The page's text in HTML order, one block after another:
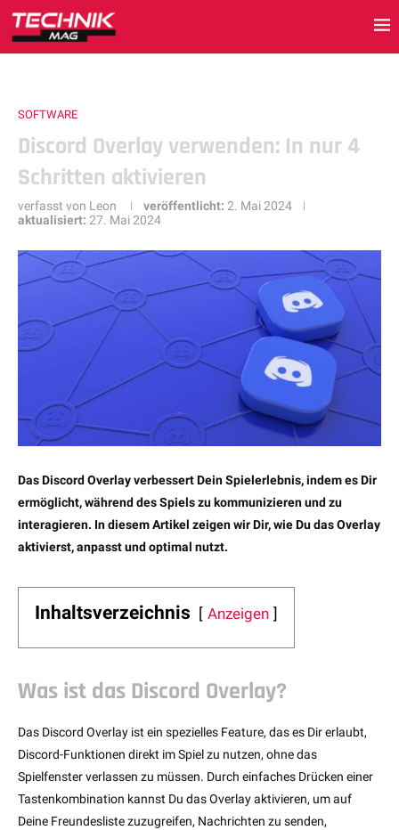
SOFTWARE
Discord Overlay verwenden: In nur 4
Schritten aktivieren
verfasst von Leon veröffentlicht: 2. Mai 2024
aktualisiert: 27. Mai 2024
Das Discord Overlay verbessert Dein Spielerlebnis, indem es Dir
ermöglicht, während des Spiels zu kommunizieren und zu
interagieren. In diesem Artikel zeigen wir Dir, wie Du das Overlay
aktivierst, anpasst und optimal nutzt.
Inhaltsverzeichnis Anzeigen
Was ist das Discord Overlay?
Das Discord Overlay ist ein spezielles Feature, das es Dir erlaubt,
Discord-Funktionen direkt im Spiel zu nutzen, ohne das
Spielfenster verlassen zu müssen. Durch einfaches Drücken einer
Tastenkombination kannst Du das Overlay aktivieren, um auf
Deine Freundesliste zuzugreifen, Nachrichten zu senden,